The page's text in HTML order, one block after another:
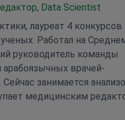
Data Scientist
лауреат 4
Работал на
руководитель команды
арабоязычных врачей-
занимается
медицинским